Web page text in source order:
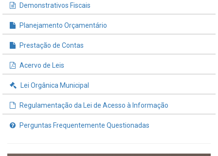
Demonstrativos Fiscais
Planejamento Orçamentário
Prestação de Contas
Acervo de Leis
Lei Orgânica Municipal
Regulamentação da Lei de Acesso à Informação
Perguntas Frequentemente Questionadas